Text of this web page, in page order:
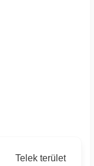
Telek terület